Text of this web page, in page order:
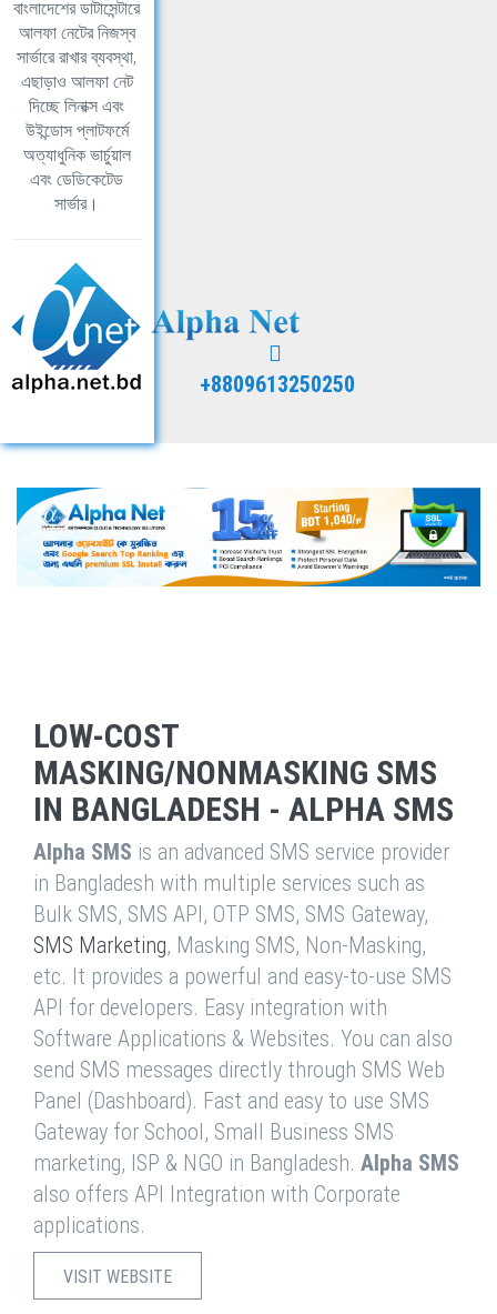
বাংলাদেশের ডাটাসেন্টারে
আলফা নেটের নিজস্ব
সার্ভারে রাখার ব্যবস্থা,
এছাড়াও আলফা নেট
দিচ্ছে লিনাক্স এবং
উইন্ডোস প্লাটফর্মে
অত্যাধুনিক ভার্চুয়াল
এবং ডেডিকেটেড
সার্ভার।
+8809613250250
LOW-COST
MASKING/NONMASKING SMS
IN BANGLADESH - ALPHA SMS
Alpha SMS is an advanced SMS service provider
in Bangladesh with multiple services such as
Bulk SMS, SMS API, OTP SMS, SMS Gateway,
SMS Marketing, Masking SMS, Non-Masking,
etc. It provides a powerful and easy-to-use SMS
API for developers. Easy integration with
Software Applications & Websites. You can also
send SMS messages directly through SMS Web
Panel (Dashboard). Fast and easy to use SMS
Gateway for School, Small Business SMS
marketing, ISP & NGO in Bangladesh. Alpha SMS
also offers API Integration with Corporate
applications.
VISIT WEBSITE